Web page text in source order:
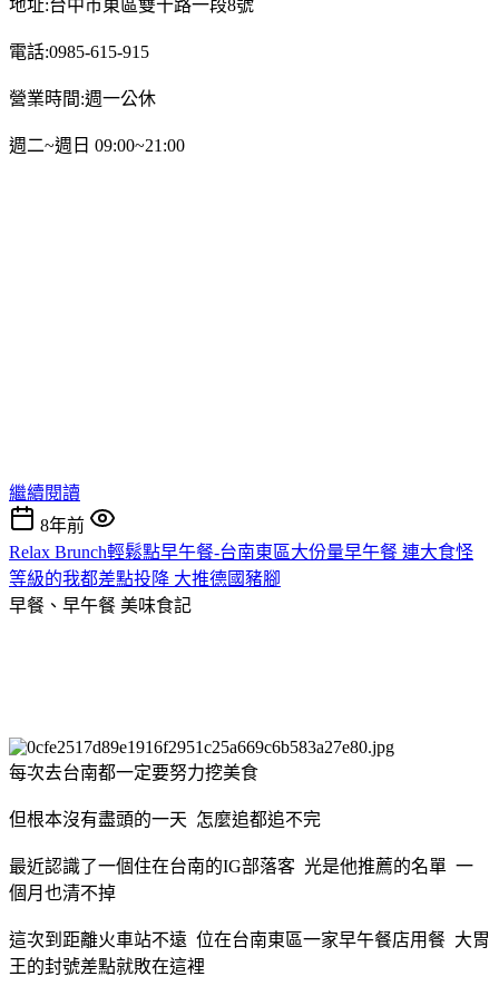
地址:台中市東區雙十路一段8號
電話:0985-615-915
營業時間:週一公休
週二~週日 09:00~21:00
繼續閱讀
8年前
Relax Brunch輕鬆點早午餐-台南東區大份量早午餐 連大食怪
等級的我都差點投降 大推德國豬腳
早餐、早午餐 美味食記
每次去台南都一定要努力挖美食
但根本沒有盡頭的一天 怎麼追都追不完
最近認識了一個住在台南的IG部落客 光是他推薦的名單 一
個月也清不掉
這次到距離火車站不遠 位在台南東區一家早午餐店用餐 大胃
王的封號差點就敗在這裡